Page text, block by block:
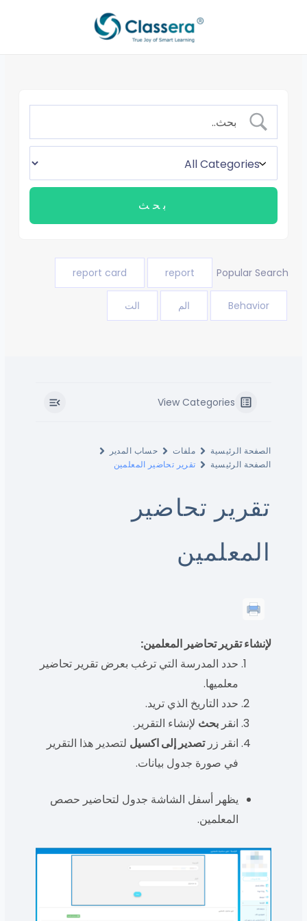
Popular Search
report
report card
Behavior الم الت
View Categories
الصفحة الرئيسية ملفات
حساب المدير
الصفحة الرئيسية
تقرير تحاضير المعلمين
تقرير تحاضير
المعلمين
لإنشاء تقرير تحاضير المعلمين:
حدد المدرسة التي ترغب بعرض تقرير تحاضير
معلميها.
حدد التاريخ الذي تريد.
انقربحث لإنشاء التقرير.
انقر زرتصدير إلى اكسيل لتصدير هذا التقرير
في صورة جدول بيانات.
يظهر أسفل الشاشة جدول لتحاضير حصص
المعلمين.